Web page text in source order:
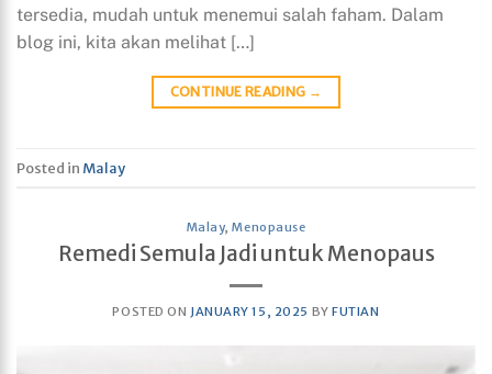
tersedia, mudah untuk menemui salah faham. Dalam
blog ini, kita akan melihat […]
CONTINUE READING →
Posted in Malay
Malay,Menopause
Remedi Semula Jadi untuk Menopaus
POSTED ON JANUARY 15, 2025 BYFUTIAN